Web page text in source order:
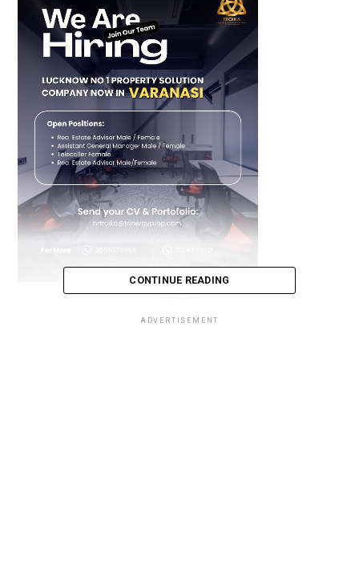
Loading...
CONTINUE READING
ADVERTISEMENT